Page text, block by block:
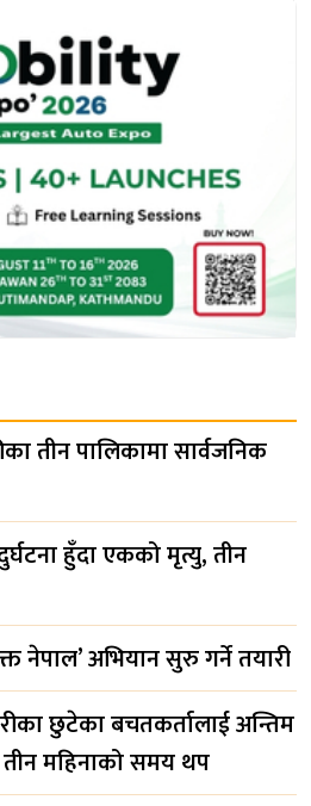
तीन पालिकामा सार्वजनिक
हुँदा एकको मृत्यु, तीन
नेपाल’ अभियान सुरु गर्ने तयारी
छुटेका बचतकर्तालाई अन्तिम
तीन महिनाको समय थप